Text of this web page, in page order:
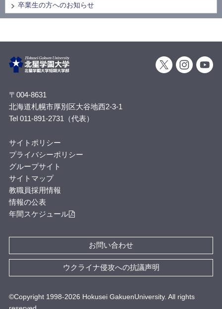
卒業生の方へのお知らせ
〒004-8631
北海道札幌市厚別区大谷地西2-3-1
Tel 011-891-2731（代表）
サイトポリシー
プライバシーポリシー
グループサイト
サイトマップ
教職員採用情報
情報の公表
年間スケジュール
お問い合わせ
ウクライナ侵攻への抗議声明
©Copyright 1998-2026 Hokusei GakuenUniversity. All rights